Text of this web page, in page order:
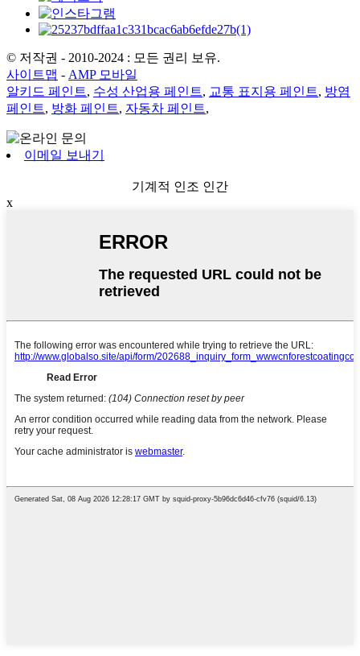
© 저작권 - 2010-2024 : 모든 권리 보유.
사이트맵 - AMP 모바일
알키드 페인트, 수성 산업용 페인트, 교통 표지용 페인트, 방염
페인트, 방화 페인트, 자동차 페인트,
이메일 보내기
기계적 인조 인간
x